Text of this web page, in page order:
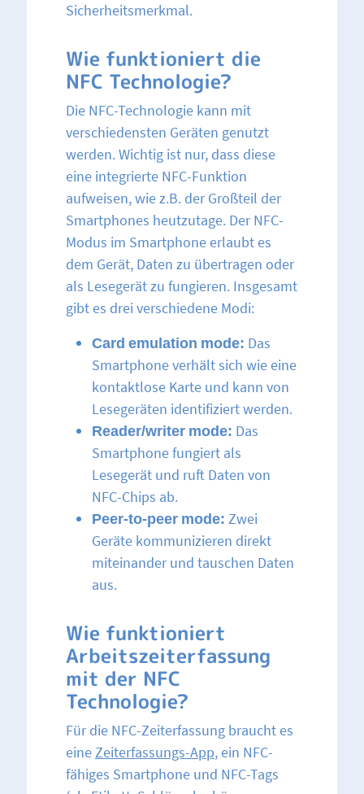
Sicherheitsmerkmal.
Wie funktioniert die
NFC Technologie?
Die NFC-Technologie kann mit
verschiedensten Geräten genutzt
werden. Wichtig ist nur, dass diese
eine integrierte NFC-Funktion
aufweisen, wie z.B. der Großteil der
Smartphones heutzutage. Der NFC-
Modus im Smartphone erlaubt es
dem Gerät, Daten zu übertragen oder
als Lesegerät zu fungieren. Insgesamt
gibt es drei verschiedene Modi:
Card emulation mode: Das
Smartphone verhält sich wie eine
kontaktlose Karte und kann von
Lesegeräten identifiziert werden.
Reader/writer mode: Das
Smartphone fungiert als
Lesegerät und ruft Daten von
NFC-Chips ab.
Peer-to-peer mode: Zwei
Geräte kommunizieren direkt
miteinander und tauschen Daten
aus.
Wie funktioniert
Arbeitszeiterfassung
mit der NFC
Technologie?
Für die NFC-Zeiterfassung braucht es
eineZeiterfassungs-App, ein NFC-
fähiges Smartphone und NFC-Tags